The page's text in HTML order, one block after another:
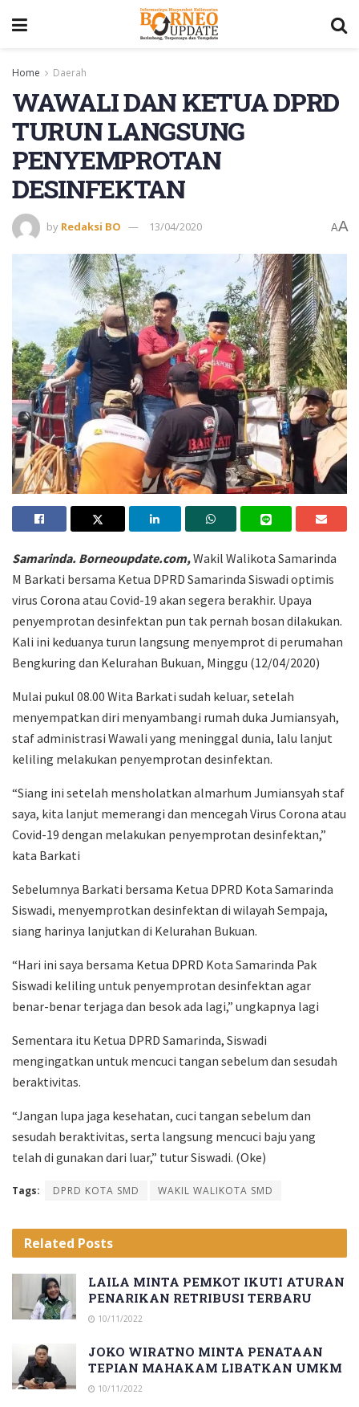
Home Daerah
WAWALI DAN KETUA DPRD
TURUN LANGSUNG
PENYEMPROTAN
DESINFEKTAN
by Redaksi BO 13/04/2020 AA
Samarinda. Borneoupdate.com,Wakil Walikota Samarinda
M Barkati bersama Ketua DPRD Samarinda Siswadi optimis
virus Corona atau Covid-19 akan segera berakhir. Upaya
penyemprotan desinfektan pun tak pernah bosan dilakukan.
Kali ini keduanya turun langsung menyemprot di perumahan
Bengkuring dan Kelurahan Bukuan, Minggu (12/04/2020)
Mulai pukul 08.00 Wita Barkati sudah keluar, setelah
menyempatkan diri menyambangi rumah duka Jumiansyah,
staf administrasi Wawali yang meninggal dunia, lalu lanjut
keliling melakukan penyemprotan desinfektan.
“Siang ini setelah mensholatkan almarhum Jumiansyah staf
saya, kita lanjut memerangi dan mencegah Virus Corona atau
Covid-19 dengan melakukan penyemprotan desinfektan,”
kata Barkati
Sebelumnya Barkati bersama Ketua DPRD Kota Samarinda
Siswadi, menyemprotkan desinfektan di wilayah Sempaja,
siang harinya lanjutkan di Kelurahan Bukuan.
“Hari ini saya bersama Ketua DPRD Kota Samarinda Pak
Siswadi keliling untuk penyemprotan desinfektan agar
benar-benar terjaga dan besok ada lagi,” ungkapnya lagi
Sementara itu Ketua DPRD Samarinda, Siswadi
mengingatkan untuk mencuci tangan sebelum dan sesudah
beraktivitas.
“Jangan lupa jaga kesehatan, cuci tangan sebelum dan
sesudah beraktivitas, serta langsung mencuci baju yang
telah di gunakan dari luar,” tutur Siswadi. (Oke)
Tags: DPRD KOTA SMD WAKIL WALIKOTA SMD
Related Posts
LAILA MINTA PEMKOT IKUTI ATURAN
PENARIKAN RETRIBUSI TERBARU
10/11/2022
JOKO WIRATNO MINTA PENATAAN
TEPIAN MAHAKAM LIBATKAN UMKM
10/11/2022